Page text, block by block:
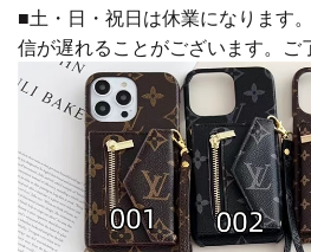
■土・日・祝日は休業になります
信が遅れることがございます。ご